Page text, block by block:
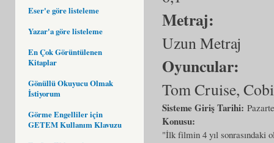
Eser'e göre listeleme
Yazar'a göre listeleme
En Çok Görüntülenen
Kitaplar
Gönüllü Okuyucu Olmak
İstiyorum
Görme Engelliler için
GETEM Kullanım Klavuzu
Metraj:
Uzun Metraj
Oyuncular:
Tom Cruise,
Sisteme Giriş Tarihi:
Konusu:
"İlk filmin 4 yıl sonrasındaki